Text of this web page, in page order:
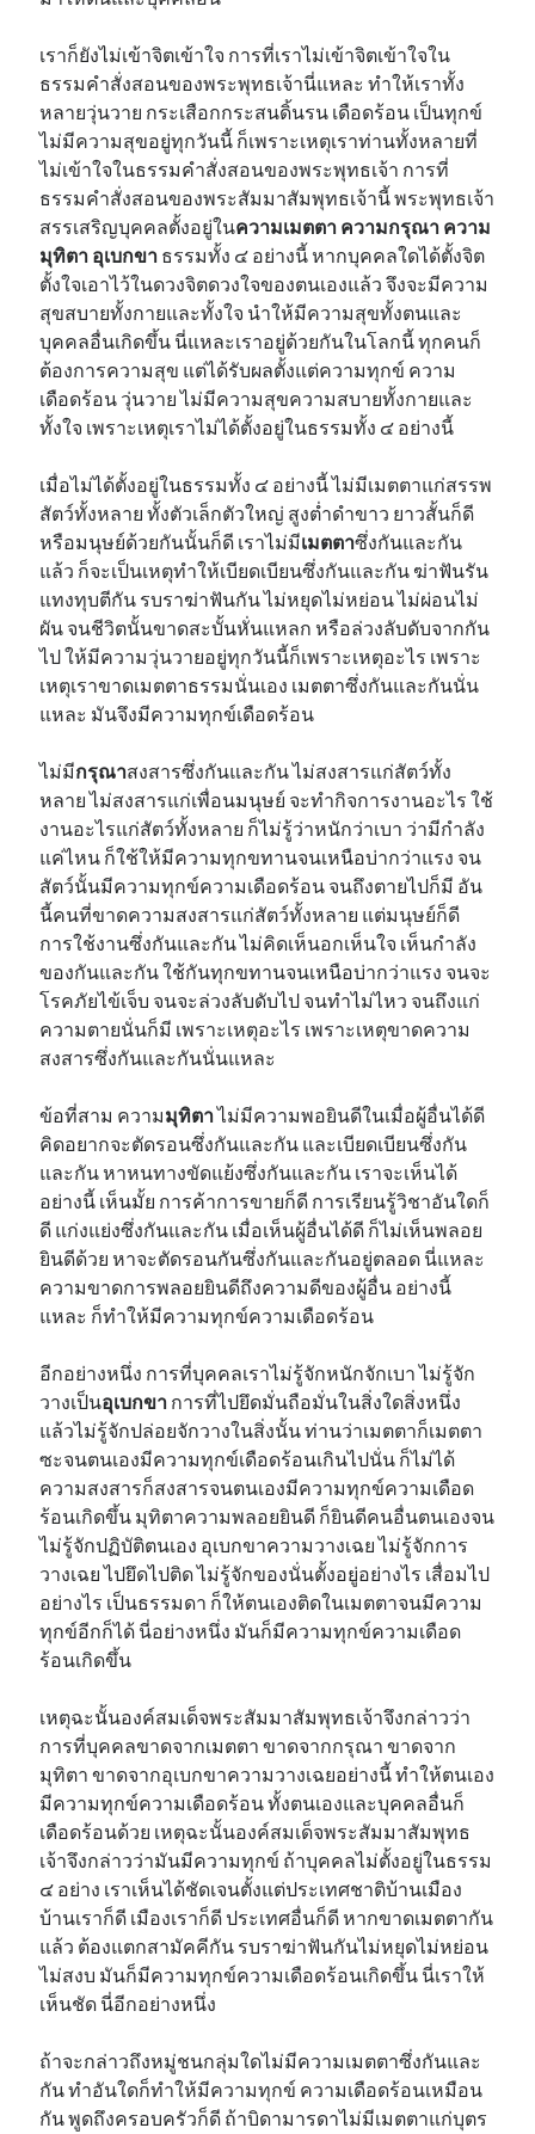
เราก็ยังไม่เข้าจิตเข้าใจ การที่เราไม่เข้าจิตเข้าใจใน
ธรรมคำสั่งสอนของพระพุทธเจ้านี่แหละ ทำให้เราทั้ง
หลายวุ่นวาย กระเสือกกระสนดิ้นรน เดือดร้อน เป็นทุกข์
ไม่มีความสุขอยู่ทุกวันนี้ ก็เพราะเหตุเราท่านทั้งหลายที่
ไม่เข้าใจในธรรมคำสั่งสอนของพระพุทธเจ้า การที่
ธรรมคำสั่งสอนของพระสัมมาสัมพุทธเจ้านี้ พระพุทธเจ้า
สรรเสริญบุคคลตั้งอยู่ในความเมตตา ความกรุณา ความ
มุทิตา อุเบกขา ธรรมทั้ง ๔ อย่างนี้ หากบุคคลใดได้ตั้งจิต
ตั้งใจเอาไว้ในดวงจิตดวงใจของตนเองแล้ว จึงจะมีความ
สุขสบายทั้งกายและทั้งใจ นำให้มีความสุขทั้งตนและ
บุคคลอื่นเกิดขึ้น นี่แหละเราอยู่ด้วยกันในโลกนี้ ทุกคนก็
ต้องการความสุข แต่ได้รับผลตั้งแต่ความทุกข์ ความ
เดือดร้อน วุ่นวาย ไม่มีความสุขความสบายทั้งกายและ
ทั้งใจ เพราะเหตุเราไม่ได้ตั้งอยู่ในธรรมทั้ง ๔ อย่างนี้
เมื่อไม่ได้ตั้งอยู่ในธรรมทั้ง ๔ อย่างนี้ ไม่มีเมตตาแก่สรรพ
สัตว์ทั้งหลาย ทั้งตัวเล็กตัวใหญ่ สูงต่ำดำขาว ยาวสั้นก็ดี
หรือมนุษย์ด้วยกันนั้นก็ดี เราไม่มีเมตตาซึ่งกันและกัน
แล้ว ก็จะเป็นเหตุทำให้เบียดเบียนซึ่งกันและกัน ฆ่าฟันรัน
แทงทุบตีกัน รบราฆ่าฟันกัน ไม่หยุดไม่หย่อน ไม่ผ่อนไม่
ผัน จนชีวิตนั้นขาดสะบั้นหั่นแหลก หรือล่วงลับดับจากกัน
ไป ให้มีความวุ่นวายอยู่ทุกวันนี้ก็เพราะเหตุอะไร เพราะ
เหตุเราขาดเมตตาธรรมนั่นเอง เมตตาซึ่งกันและกันนั่น
แหละ มันจึงมีความทุกข์เดือดร้อน
ไม่มีกรุณาสงสารซึ่งกันและกัน ไม่สงสารแก่สัตว์ทั้ง
หลาย ไม่สงสารแก่เพื่อนมนุษย์ จะทำกิจการงานอะไร ใช้
งานอะไรแก่สัตว์ทั้งหลาย ก็ไม่รู้ว่าหนักว่าเบา ว่ามีกำลัง
แค่ไหน ก็ใช้ให้มีความทุกขทานจนเหนือบ่ากว่าแรง จน
สัตว์นั้นมีความทุกข์ความเดือดร้อน จนถึงตายไปก็มี อัน
นี้คนที่ขาดความสงสารแก่สัตว์ทั้งหลาย แต่มนุษย์ก็ดี
การใช้งานซึ่งกันและกัน ไม่คิดเห็นอกเห็นใจ เห็นกำลัง
ของกันและกัน ใช้กันทุกขทานจนเหนือบ่ากว่าแรง จนจะ
โรคภัยไข้เจ็บ จนจะล่วงลับดับไป จนทำไม่ไหว จนถึงแก่
ความตายนั่นก็มี เพราะเหตุอะไร เพราะเหตุขาดความ
สงสารซึ่งกันและกันนั่นแหละ
ข้อที่สาม ความมุทิตาไม่มีความพอยินดีในเมื่อผู้อื่นได้ดี
คิดอยากจะตัดรอนซึ่งกันและกัน และเบียดเบียนซึ่งกัน
และกัน หาหนทางขัดแย้งซึ่งกันและกัน เราจะเห็นได้
อย่างนี้ เห็นมั้ย การค้าการขายก็ดี การเรียนรู้วิชาอันใดก็
ดี แก่งแย่งซึ่งกันและกัน เมื่อเห็นผู้อื่นได้ดี ก็ไม่เห็นพลอย
ยินดีด้วย หาจะตัดรอนกันซึ่งกันและกันอยู่ตลอด นี่แหละ
ความขาดการพลอยยินดีถึงความดีของผู้อื่น อย่างนี้
แหละ ก็ทำให้มีความทุกข์ความเดือดร้อน
อีกอย่างหนึ่ง การที่บุคคลเราไม่รู้จักหนักจักเบา ไม่รู้จัก
วางเป็นอุเบกขา การที่ไปยึดมั่นถือมั่นในสิ่งใดสิ่งหนึ่ง
แล้วไม่รู้จักปล่อยจักวางในสิ่งนั้น ท่านว่าเมตตาก็เมตตา
ซะจนตนเองมีความทุกข์เดือดร้อนเกินไปนั่น ก็ไม่ได้
ความสงสารก็สงสารจนตนเองมีความทุกข์ความเดือด
ร้อนเกิดขึ้น มุทิตาความพลอยยินดี ก็ยินดีคนอื่นตนเองจน
ไม่รู้จักปฏิบัติตนเอง อุเบกขาความวางเฉย ไม่รู้จักการ
วางเฉย ไปยึดไปติด ไม่รู้จักของนั่นตั้งอยู่อย่างไร เสื่อมไป
อย่างไร เป็นธรรมดา ก็ให้ตนเองติดในเมตตาจนมีความ
ทุกข์อีกก็ได้ นี่อย่างหนึ่ง มันก็มีความทุกข์ความเดือด
ร้อนเกิดขึ้น
เหตุฉะนั้นองค์สมเด็จพระสัมมาสัมพุทธเจ้าจึงกล่าวว่า
การที่บุคคลขาดจากเมตตา ขาดจากกรุณา ขาดจาก
มุทิตา ขาดจากอุเบกขาความวางเฉยอย่างนี้ ทำให้ตนเอง
มีความทุกข์ความเดือดร้อน ทั้งตนเองและบุคคลอื่นก็
เดือดร้อนด้วย เหตุฉะนั้นองค์สมเด็จพระสัมมาสัมพุทธ
เจ้าจึงกล่าวว่ามันมีความทุกข์ ถ้าบุคคลไม่ตั้งอยู่ในธรรม
๔ อย่าง เราเห็นได้ชัดเจนตั้งแต่ประเทศชาติบ้านเมือง
บ้านเราก็ดี เมืองเราก็ดี ประเทศอื่นก็ดี หากขาดเมตตากัน
แล้ว ต้องแตกสามัคคีกัน รบราฆ่าฟันกันไม่หยุดไม่หย่อน
ไม่สงบ มันก็มีความทุกข์ความเดือดร้อนเกิดขึ้น นี่เราให้
เห็นชัด นี่อีกอย่างหนึ่ง
ถ้าจะกล่าวถึงหมู่ชนกลุ่มใดไม่มีความเมตตาซึ่งกันและ
กัน ทำอันใดก็ทำให้มีความทุกข์ ความเดือดร้อนเหมือน
กัน พูดถึงครอบครัวก็ดี ถ้าบิดามารดาไม่มีเมตตาแก่บุตร